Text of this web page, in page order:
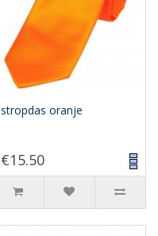
stropdas oranje
€15.50